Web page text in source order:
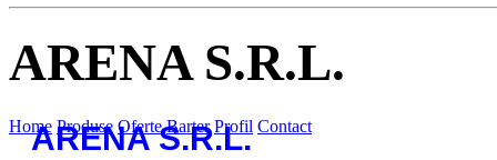
ARENA S.R.L.
ARENA S.R.L.
Home Produse Oferte Barter Profil Contact